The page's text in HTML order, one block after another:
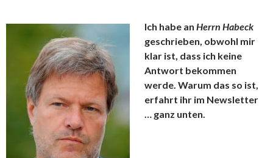
Ich habe an Herrn Habeck
geschrieben, obwohl mir
klar ist, dass ich keine
Antwort bekommen
werde. Warum das so ist,
erfahrt ihr im Newsletter
… ganz unten.